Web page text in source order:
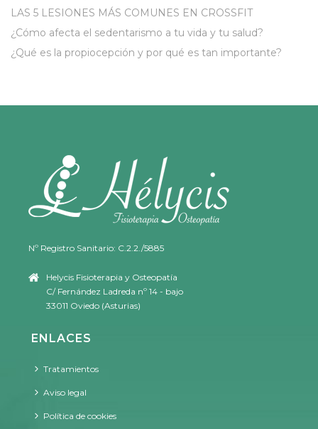
LAS 5 LESIONES MÁS COMUNES EN CROSSFIT
¿Cómo afecta el sedentarismo a tu vida y tu salud?
¿Qué es la propiocepción y por qué es tan importante?
Nº Registro Sanitario: C.2.2./5885
Helycis Fisioterapia y Osteopatía
C/ Fernández Ladreda nº 14 - bajo
33011 Oviedo (Asturias)
ENLACES
Tratamientos
Aviso legal
Política de cookies